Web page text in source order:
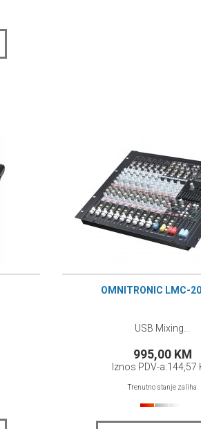
OMNITRONIC LMC-
USB Mixing...
995,00 KM
Iznos PDV-a:144,57
Trenutno stanje zaliha